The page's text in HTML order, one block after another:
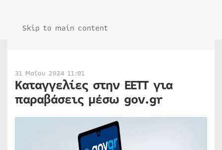
Skip to main content
31 Μαΐου 2024 11:01
Καταγγελίες στην ΕΕΤΤ για
παραβάσεις μέσω gov.gr